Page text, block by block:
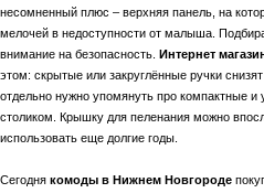
несомненный плюс – верхняя панель, на
мелочей в недоступности от малыша.
внимание на безопасность. Интернет
этом: скрытые или закруглённые ручки
отдельно нужно упомянуть про компактные
столиком. Крышку для пеленания можно
использовать еще долгие годы.
Сегодня комоды в Нижнем Новгороде